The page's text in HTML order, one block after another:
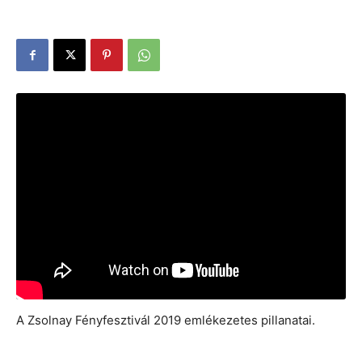
A Zsolnay Fényfesztivál 2019 emlékezetes pillanatai.